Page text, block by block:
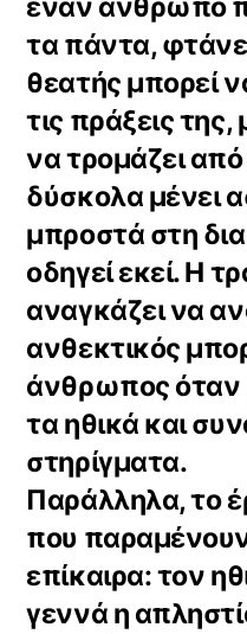
έναν άνθρωπο
τα πάντα,
θεατής μπορεί
τις πράξεις
να τρομάζει
δύσκολα μένει
μπροστά στη
οδηγεί εκεί. Η
αναγκάζει να
ανθεκτικός
άνθρωπος όταν
τα ηθικά και
στηρίγματα.
Παράλληλα, το
που παραμένουν
επίκαιρα: τον
γεννά η